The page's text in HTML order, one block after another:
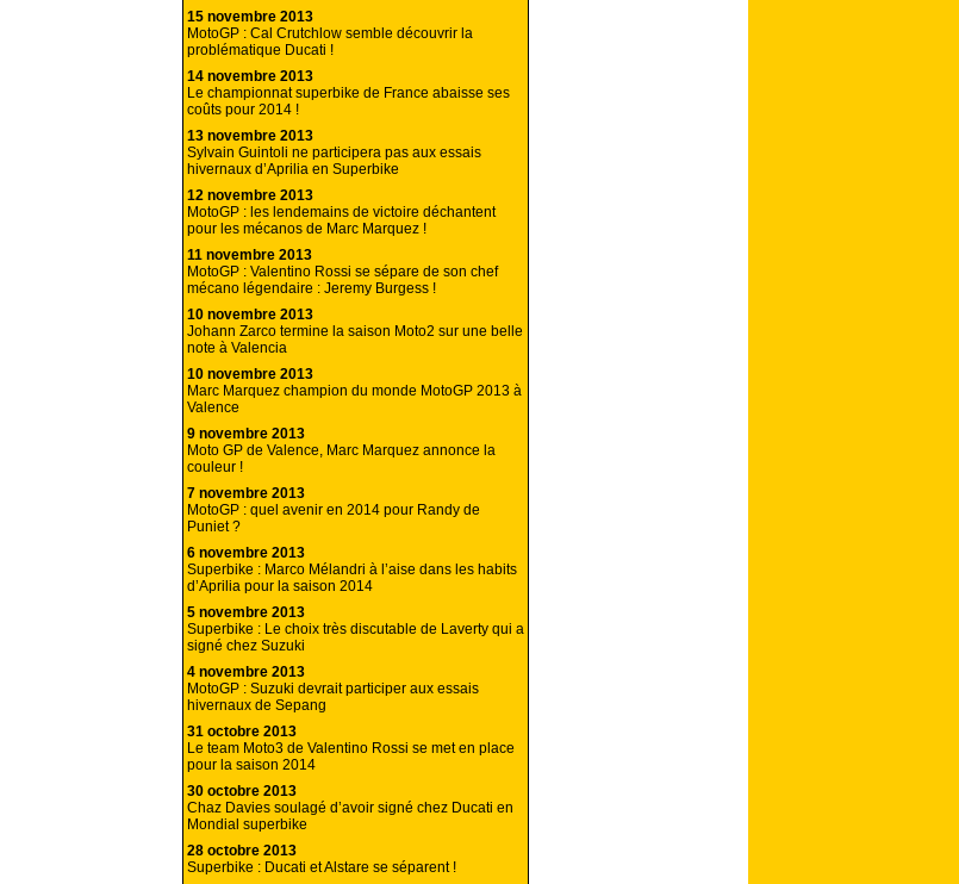
15 novembre 2013
MotoGP : Cal Crutchlow semble découvrir la
problématique Ducati !
14 novembre 2013
Le championnat superbike de France abaisse ses
coûts pour 2014 !
13 novembre 2013
Sylvain Guintoli ne participera pas aux essais
hivernaux d’Aprilia en Superbike
12 novembre 2013
MotoGP : les lendemains de victoire déchantent
pour les mécanos de Marc Marquez !
11 novembre 2013
MotoGP : Valentino Rossi se sépare de son chef
mécano légendaire : Jeremy Burgess !
10 novembre 2013
Johann Zarco termine la saison Moto2 sur une belle
note à Valencia
10 novembre 2013
Marc Marquez champion du monde MotoGP 2013 à
Valence
9 novembre 2013
Moto GP de Valence, Marc Marquez annonce la
couleur !
7 novembre 2013
MotoGP : quel avenir en 2014 pour Randy de
Puniet ?
6 novembre 2013
Superbike : Marco Mélandri à l’aise dans les habits
d’Aprilia pour la saison 2014
5 novembre 2013
Superbike : Le choix très discutable de Laverty qui a
signé chez Suzuki
4 novembre 2013
MotoGP : Suzuki devrait participer aux essais
hivernaux de Sepang
31 octobre 2013
Le team Moto3 de Valentino Rossi se met en place
pour la saison 2014
30 octobre 2013
Chaz Davies soulagé d’avoir signé chez Ducati en
Mondial superbike
28 octobre 2013
Superbike : Ducati et Alstare se séparent !